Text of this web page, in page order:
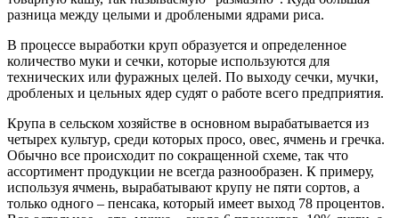
разница между целыми и дроблеными ядрами риса.
В процессе выработки круп образуется и определенное
количество муки и сечки, которые используются для
технических или фуражных целей. По выходу сечки, мучки,
дробленых и цельных ядер судят о работе всего предприятия.
Крупа в сельском хозяйстве в основном вырабатывается из
четырех культур, среди которых просо, овес, ячмень и гречка.
Обычно все происходит по сокращенной схеме, так что
ассортимент продукции не всегда разнообразен. К примеру,
используя ячмень, вырабатывают крупу не пяти сортов, а
только одного – пенсака, который имеет выход 78 процентов.